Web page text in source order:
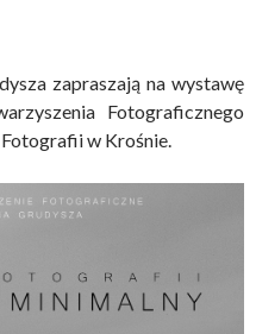
zapraszają na wystawę
Fotograficznego
w Krośnie.